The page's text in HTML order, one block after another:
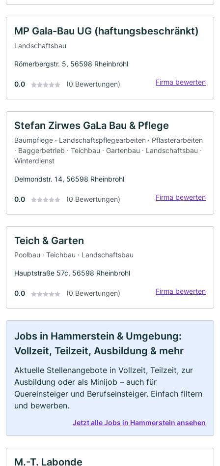
MP Gala-Bau UG (haftungsbeschränkt)
Landschaftsbau
Römerbergstr. 5, 56598 Rheinbrohl
0.0 (0 Bewertungen) Firma bewerten
Stefan Zirwes GaLa Bau & Pflege
Baumpflege · Landschaftspflegearbeiten · Pflasterarbeiten
· Baggerbetrieb · Teichbau · Gartenbau · Landschaftsbau ·
Winterdienst
Delmondstr. 14, 56598 Rheinbrohl
0.0 (0 Bewertungen) Firma bewerten
Teich & Garten
Poolbau · Teichbau · Landschaftsbau
Hauptstraße 57c, 56598 Rheinbrohl
0.0 (0 Bewertungen) Firma bewerten
Jobs in Hammerstein & Umgebung:
Vollzeit, Teilzeit, Ausbildung & mehr
Aktuelle Stellenangebote in Vollzeit, Teilzeit, zur
Ausbildung oder als Minijob – auch für
Quereinsteiger und Berufseinsteiger. Einfach filtern
und bewerben.
Jetzt alle Jobs in Hammerstein ansehen
M.-T. Labonde